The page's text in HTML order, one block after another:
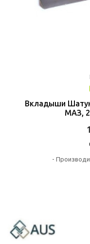
Вкладыши
МАЗ,
-